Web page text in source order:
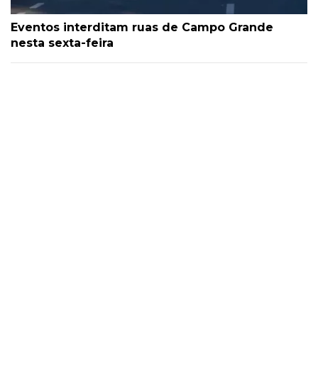
Eventos interditam ruas de Campo Grande
nesta sexta-feira